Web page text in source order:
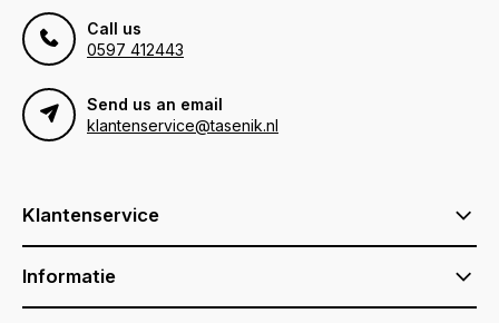
Call us
0597 412443
Send us an email
klantenservice@tasenik.nl
Klantenservice
Informatie